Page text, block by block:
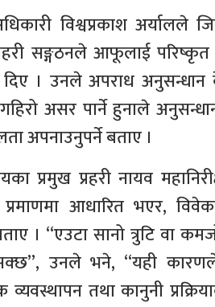
विश्वप्रकाश अर्यालले
सङ्गठनले आफूलाई
दिए । उनले अपराध
असर पार्ने हुनाले
अपनाउनुपर्ने बताए ।
प्रमुख प्रहरी नायव
प्रमाणमा आधारित भएर,
। “एउटा सानो त्रुटि वा
सक्छ”, उनले भने, “यही
तथा कानुनी